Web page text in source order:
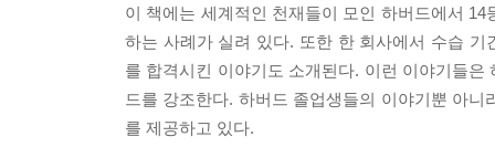
이 책에는 세계적인 천재들이 모인 하버드에서
하는 사례가 실려 있다. 또한 한 회사에서 수습
를 합격시킨 이야기도 소개된다. 이런 이야기들
드를 강조한다. 하버드 졸업생들의 이야기뿐 아
를 제공하고 있다.